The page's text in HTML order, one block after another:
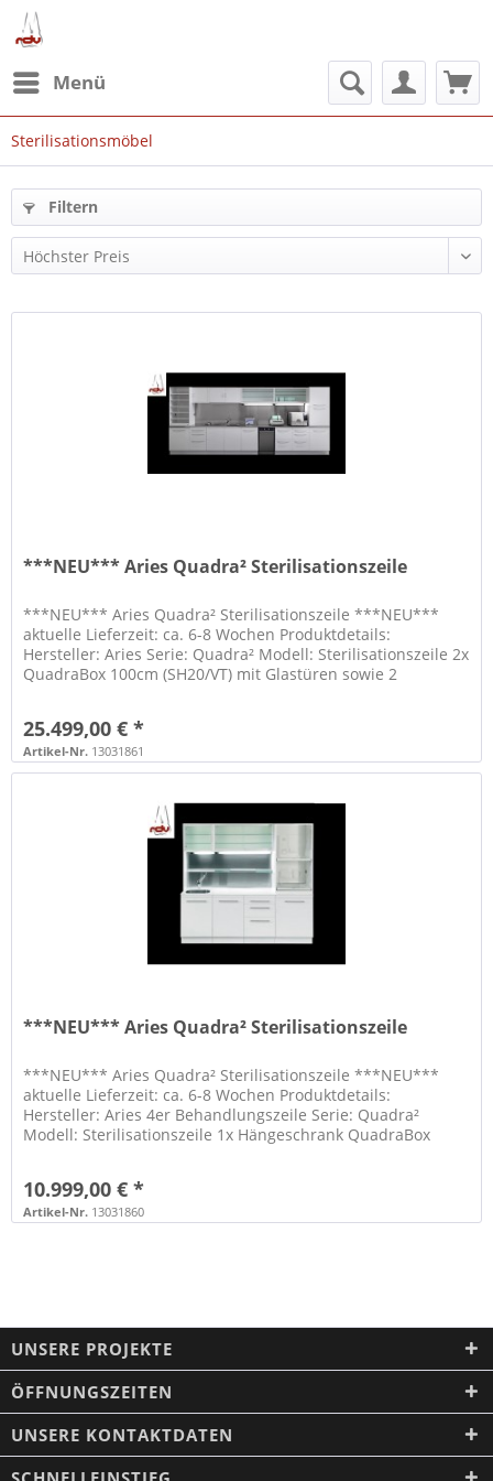
Menü
Sterilisationsmöbel
Filtern
***NEU*** Aries Quadra² Sterilisationszeile
***NEU*** Aries Quadra² Sterilisationszeile ***NEU***
aktuelle Lieferzeit: ca. 6-8 Wochen Produktdetails:
Hersteller: Aries Serie: Quadra² Modell: Sterilisationszeile 2x
QuadraBox 100cm (SH20/VT) mit Glastüren sowie 2
25.499,00 € *
Artikel-Nr. 13031861
***NEU*** Aries Quadra² Sterilisationszeile
***NEU*** Aries Quadra² Sterilisationszeile ***NEU***
aktuelle Lieferzeit: ca. 6-8 Wochen Produktdetails:
Hersteller: Aries 4er Behandlungszeile Serie: Quadra²
Modell: Sterilisationszeile 1x Hängeschrank QuadraBox
10.999,00 € *
Artikel-Nr. 13031860
UNSERE PROJEKTE
ÖFFNUNGSZEITEN
UNSERE KONTAKTDATEN